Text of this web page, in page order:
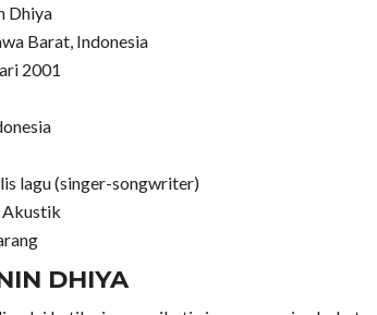
Dhiya
Barat, Indonesia
2001
lagu (singer-songwriter)
Akustik
DHIYA